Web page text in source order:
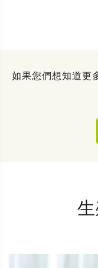
如果您們想知道更